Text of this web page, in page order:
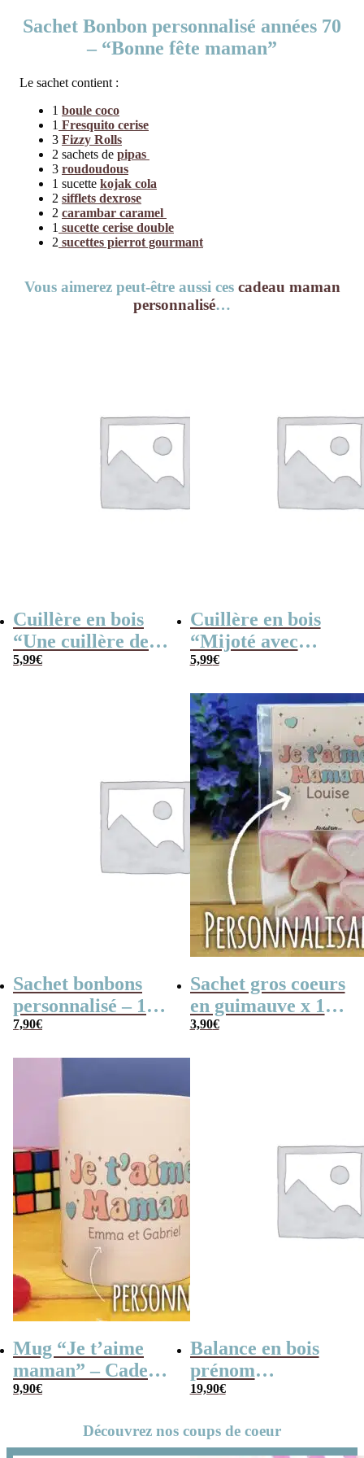
Sachet Bonbon personnalisé années 70
– “Bonne fête maman”
Le sachet contient :
1 boule coco
1 Fresquito cerise
3 Fizzy Rolls
2 sachets de pipas
3 roudoudous
1 sucette kojak cola
2 sifflets dexrose
2 carambar caramel
1 sucette cerise double
2 sucettes pierrot gourmant
Vous aimerez peut-être aussi ces cadeau maman
personnalisé…
Cuillère en bois
“Une cuillère de
petits bisous”
5,99€
Cuillère en bois
“Mijoté avec
amour”
30 cm
5,99€
Sachet bonbons
personnalisé – 15
nougats tendres –
7,90€
Sachet gros coeurs
en guimauve x 15
– “Je t’aime
3,90€
Mug “Je t’aime
maman” – Cadeau
personnalisable
9,90€
Balance en bois
prénom
personnalisable –
merveilleuse des
19,90€
Découvrez nos coups de coeur